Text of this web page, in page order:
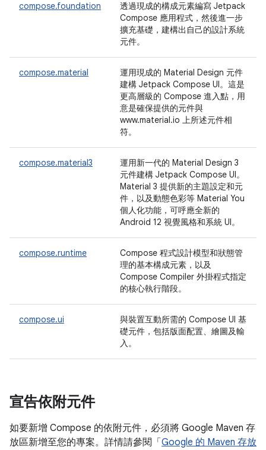
compose.foundation
透過現成的構成元素編寫 Jetpack
Compose 應用程式，然後進一步
擴充基礎，建構出自己的設計系統
元件。
compose.material
運用現成的 Material Design 元件
建構 Jetpack Compose UI。這是
更高層級的 Compose 進入點，用
意是確保提供的元件與
www.material.io 上所述元件相
符。
compose.material3
運用新一代的 Material Design 3
元件建構 Jetpack Compose UI。
Material 3 提供新的主題設定和元
件，以及動態色彩等 Material You
個人化功能，可呼應全新的
Android 12 視覺風格和系統 UI。
compose.runtime
Compose 程式設計模型和狀態管
理的基本構成元素，以及
Compose Compiler 外掛程式指定
的核心執行階段。
compose.ui
與裝置互動所需的 Compose UI 基
礎元件，包括版面配置、繪圖及輸
入。
宣告依附元件
如要新增 Compose 的依附元件，必須將 Google Maven 存
放區新增至您的專案。詳情請參閱「 Google 的 Maven 存放